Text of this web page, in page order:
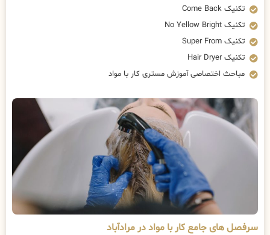
تکنیک Come Back
تکنیک No Yellow Bright
تکنیک Super From
تکنیک Hair Dryer
مباحث اختصاصی آموزش مستری کار با مواد
سرفصل های جامع کار با مواد در مرادآباد